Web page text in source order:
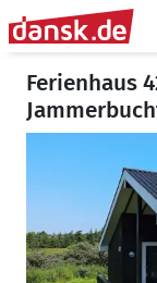
Ferienhaus